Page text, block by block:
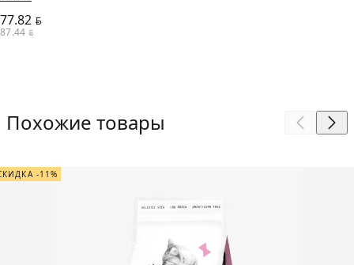
77.82 BYN
87.44 BYN
Похожие товары
-11%